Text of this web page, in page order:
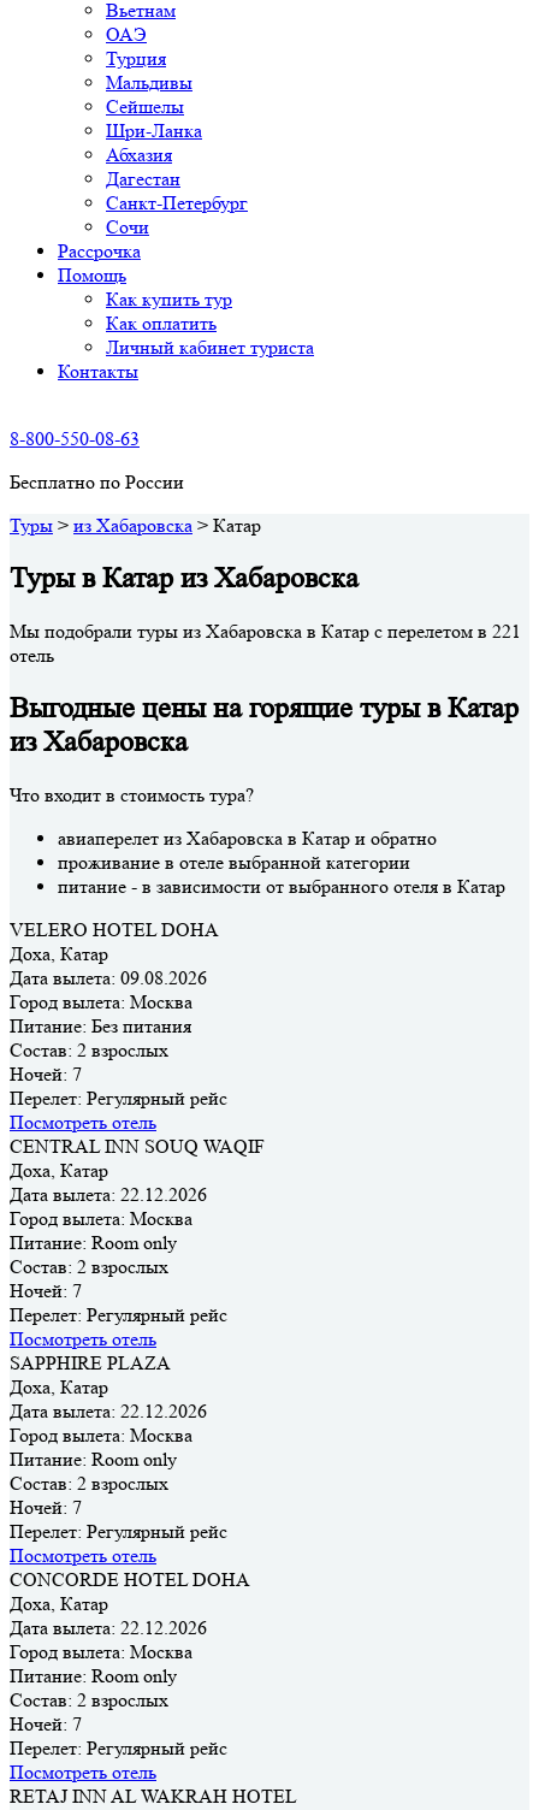
Вьетнам
ОАЭ
Турция
Мальдивы
Сейшелы
Шри-Ланка
Абхазия
Дагестан
Санкт-Петербург
Сочи
Рассрочка
Помощь
Как купить тур
Как оплатить
Личный кабинет туриста
Контакты
8-800-550-08-63
Бесплатно по России
Туры > из Хабаровска > Катар
Туры в Катар из Хабаровска
Мы подобрали туры из Хабаровска в Катар с перелетом в 221
отель
Выгодные цены на горящие туры в Катар
из Хабаровска
Что входит в стоимость тура?
авиаперелет из Хабаровска в Катар и обратно
проживание в отеле выбранной категории
питание - в зависимости от выбранного отеля в Катар
VELERO HOTEL DOHA
Доха, Катар
Дата вылета: 09.08.2026
Город вылета: Москва
Питание: Без питания
Состав: 2 взрослых
Ночей: 7
Перелет: Регулярный рейс
Посмотреть отель
CENTRAL INN SOUQ WAQIF
Доха, Катар
Дата вылета: 22.12.2026
Город вылета: Москва
Питание: Room only
Состав: 2 взрослых
Ночей: 7
Перелет: Регулярный рейс
Посмотреть отель
SAPPHIRE PLAZA
Доха, Катар
Дата вылета: 22.12.2026
Город вылета: Москва
Питание: Room only
Состав: 2 взрослых
Ночей: 7
Перелет: Регулярный рейс
Посмотреть отель
CONCORDE HOTEL DOHA
Доха, Катар
Дата вылета: 22.12.2026
Город вылета: Москва
Питание: Room only
Состав: 2 взрослых
Ночей: 7
Перелет: Регулярный рейс
Посмотреть отель
RETAJ INN AL WAKRAH HOTEL